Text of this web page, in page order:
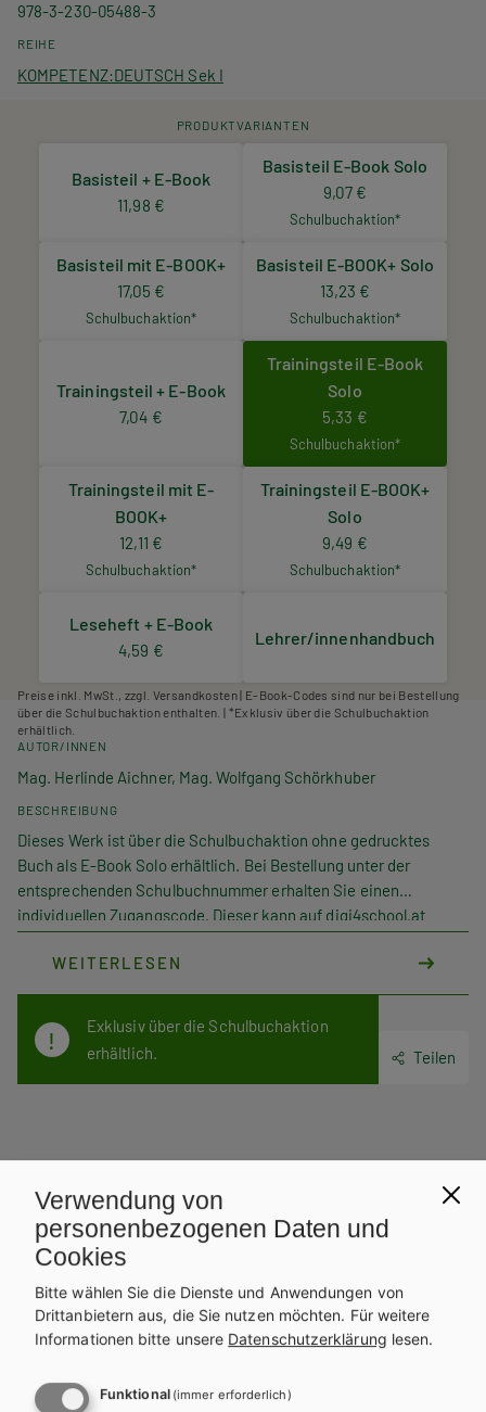
978-3-230-05488-3
REIHE
KOMPETENZ:DEUTSCH Sek I
PRODUKTVARIANTEN
Basisteil + E-Book
11,98 €
Basisteil E-Book Solo
9,07 €
Schulbuchaktion*
Basisteil mit E-BOOK+
17,05 €
Schulbuchaktion*
Basisteil E-BOOK+ Solo
13,23 €
Schulbuchaktion*
Trainingsteil + E-Book
7,04 €
Trainingsteil E-Book
Solo
5,33 €
Schulbuchaktion*
Trainingsteil mit E-
BOOK+
12,11 €
Schulbuchaktion*
Trainingsteil E-BOOK+
Solo
9,49 €
Schulbuchaktion*
Leseheft + E-Book
4,59 €
Lehrer/innenhandbuch
Preise inkl. MwSt., zzgl. Versandkosten | E-Book-Codes sind nur bei Bestellung
über die Schulbuchaktion enthalten. | *Exklusiv über die Schulbuchaktion
erhältlich.
AUTOR/INNEN
Mag. Herlinde Aichner, Mag. Wolfgang Schörkhuber
BESCHREIBUNG
Dieses Werk ist über die Schulbuchaktion ohne gedrucktes
Buch als E-Book Solo erhältlich. Bei Bestellung unter der
entsprechenden Schulbuchnummer erhalten Sie einen
individuellen Zugangscode. Dieser kann auf digi4school.at
Bücherregal zugeordnet.
WEITERLESEN
Exklusiv über die Schulbuchaktion
erhältlich.
Teilen
Schulbuchreihe
Verwendung von
personenbezogenen Daten und
Cookies
Bitte wählen Sie die Dienste und Anwendungen von
Drittanbietern aus, die Sie nutzen möchten. Für weitere
Informationen bitte unsere Datenschutzerklärung lesen.
Funktional (immer erforderlich)